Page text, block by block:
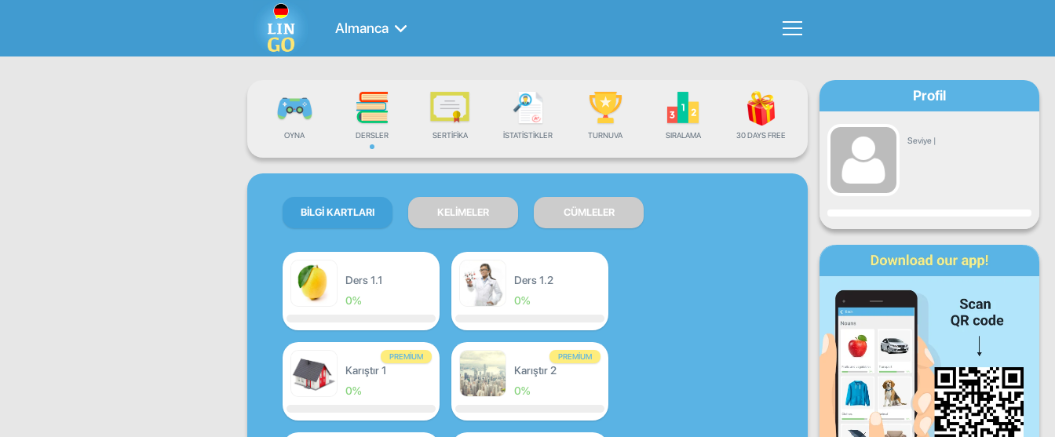
Almanca
OYNA DERSLER SERTIFIKA İSTATISTIKLER TURNUVA SIRALAMA 30 DAYS FREE
BILGI KARTLARI KELIMELER CÜMLELER
Ders 1.1
0%
Ders 1.2
0%
PREMIUM
Karıştır 1
0%
PREMIUM
Karıştır 2
0%
Profil
Seviye |
İlerleme
Ça Pe
Ct Pa
Günlük ilerleme